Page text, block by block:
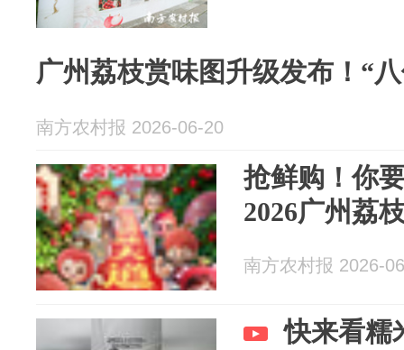
广州荔枝赏味图升级发布！“
南方农村报 2026-06-20
抢鲜购！你
2026广州荔
南方农村报 2026-
快来看糯